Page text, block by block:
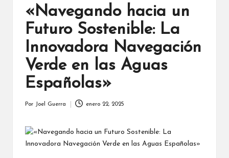
«Navegando hacia un
Futuro Sostenible: La
Innovadora Navegación
Verde en las Aguas
Españolas»
Por Joel Guerra enero 22, 2025